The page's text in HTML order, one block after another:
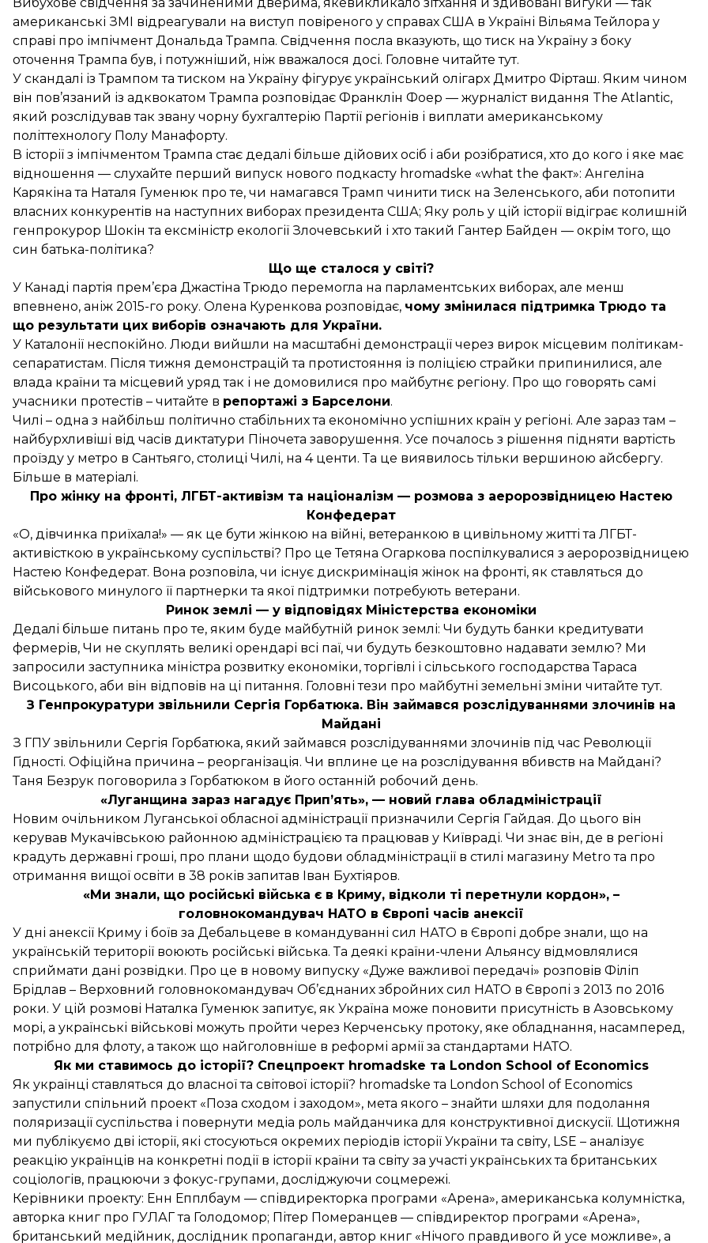
американські ЗМІ відреагували на виступ повіреного у справах США в Україні Вільяма Тейлора у
справі про імпічмент Дональда Трампа. Свідчення посла вказують, що тиск на Україну з боку
оточення Трампа був, і потужніший, ніж вважалося досі. Головне читайте тут.
У скандалі із Трампом та тиском на Україну фігурує український олігарх Дмитро Фірташ. Яким чином
він пов’язаний із адквокатом Трампа розповідає Франклін Фоер — журналіст видання The Atlantic,
який розслідував так звану чорну бухгалтерію Партії регіонів і виплати американському
політтехнологу Полу Манафорту.
В історії з імпічментом Трампа стає дедалі більше дійових осіб і аби розібратися, хто до кого і яке має
відношення — слухайте перший випуск нового подкасту hromadske «what the факт»: Ангеліна
Карякіна та Наталя Гуменюк про те, чи намагався Трамп чинити тиск на Зеленського, аби потопити
власних конкурентів на наступних виборах президента США; Яку роль у цій історії відіграє колишній
генпрокурор Шокін та ексміністр екології Злочевський і хто такий Гантер Байден — окрім того, що
син батька-політика?
Що ще сталося у світі?
У Канаді партія прем’єра Джастіна Трюдо перемогла на парламентських виборах, але менш
впевнено, аніж 2015-го року. Олена Куренкова розповідає, чому змінилася підтримка Трюдо та
що результати цих виборів означають для України.
У Каталонії неспокійно. Люди вийшли на масштабні демонстрації через вирок місцевим політикам-
сепаратистам. Після тижня демонстрацій та протистояння із поліцією страйки припинилися, але
влада країни та місцевий уряд так і не домовилися про майбутнє регіону. Про що говорять самі
учасники протестів – читайте в репортажі з Барселони.
Чилі – одна з найбільш політично стабільних та економічно успішних країн у регіоні. Але зараз там –
найбурхливіші від часів диктатури Піночета заворушення. Усе почалось з рішення підняти вартість
проїзду у метро в Сантьяго, столиці Чилі, на 4 центи. Та це виявилось тільки вершиною айсбергу.
Більше в матеріалі.
Про жінку на фронті, ЛГБТ-активізм та націоналізм — розмова з аеророзвідницею Настею
Конфедерат
«О, дівчинка приїхала!» — як це бути жінкою на війні, ветеранкою в цивільному житті та ЛГБТ-
активісткою в українському суспільстві? Про це Тетяна Огаркова поспілкувалися з аеророзвідницею
Настею Конфедерат. Вона розповіла, чи існує дискримінація жінок на фронті, як ставляться до
військового минулого її партнерки та якої підтримки потребують ветерани.
Ринок землі — у відповідях Міністерства економіки
Дедалі більше питань про те, яким буде майбутній ринок землі: Чи будуть банки кредитувати
фермерів, Чи не скуплять великі орендарі всі паї, чи будуть безкоштовно надавати землю? Ми
запросили заступника міністра розвитку економіки, торгівлі і сільського господарства Тараса
Висоцького, аби він відповів на ці питання. Головні тези про майбутні земельні зміни читайте тут.
З Генпрокуратури звільнили Сергія Горбатюка. Він займався розслідуваннями злочинів на
Майдані
З ГПУ звільнили Сергія Горбатюка, який займався розслідуваннями злочинів під час Революції
Гідності. Офіційна причина – реорганізація. Чи вплине це на розслідування вбивств на Майдані?
Таня Безрук поговорила з Горбатюком в його останній робочий день.
«Луганщина зараз нагадує Припʼять», — новий глава обладміністрації
Новим очільником Луганської обласної адміністрації призначили Сергія Гайдая. До цього він
керував Мукачівською районною адміністрацією та працював у Київраді. Чи знає він, де в регіоні
крадуть державні гроші, про плани щодо будови обладміністрації в стилі магазину Metro та про
отримання вищої освіти в 38 років запитав Іван Бухтіяров.
«Ми знали, що російські війська є в Криму, відколи ті перетнули кордон», –
головнокомандувач НАТО в Європі часів анексії
У дні анексії Криму і боїв за Дебальцеве в командуванні сил НАТО в Європі добре знали, що на
українській території воюють російські війська. Та деякі країни-члени Альянсу відмовлялися
сприймати дані розвідки. Про це в новому випуску «Дуже важливої передачі» розповів Філіп
Брідлав – Верховний головнокомандувач Об’єднаних збройних сил НАТО в Європі з 2013 по 2016
роки. У цій розмові Наталка Гуменюк запитує, як Україна може поновити присутність в Азовському
морі, а українські військові можуть пройти через Керченську протоку, яке обладнання, насамперед,
потрібно для флоту, а також що найголовніше в реформі армії за стандартами НАТО.
Як ми ставимось до історії? Спецпроект hromadske та London School of Economics
Як українці ставляться до власної та світової історії? hromadske та London School of Economics
запустили спільний проект «Поза сходом і заходом», мета якого – знайти шляхи для подолання
поляризації суспільства і повернути медіа роль майданчика для конструктивної дискусії. Щотижня
ми публікуємо дві історії, які стосуються окремих періодів історії України та світу, LSE – аналізує
реакцію українців на конкретні події в історії країни та світу за участі українських та британських
соціологів, працюючи з фокус-групами, досліджуючи соцмережі.
Керівники проекту: Енн Епплбаум — співдиректорка програми «Арена», американська колумністка,
авторка книг про ГУЛАГ та Голодомор; Пітер Померанцев — співдиректор програми «Арена»,
британський медійник, дослідник пропаганди, автор книг «Нічого правдивого й усе можливе», а